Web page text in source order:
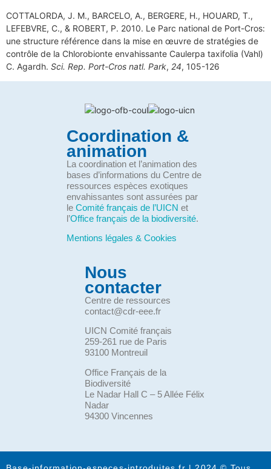
COTTALORDA, J. M., BARCELO, A., BERGERE, H., HOUARD, T.,
LEFEBVRE, C., & ROBERT, P. 2010. Le Parc national de Port-Cros:
une structure référence dans la mise en œuvre de stratégies de
contrôle de la Chlorobionte envahissante Caulerpa taxifolia (Vahl)
C. Agardh. Sci. Rep. Port-Cros natl. Park, 24, 105-126
Coordination &
animation
La coordination et l’animation des
bases d’informations du Centre de
ressources espèces exotiques
envahissantes sont assurées par
le Comité français de l’UICN et
l’Office français de la biodiversité.
Mentions légales & Cookies
Nous
contacter
Centre de ressources
contact@cdr-eee.fr
UICN Comité français
259-261 rue de Paris
93100 Montreuil
Office Français de la
Biodiversité
Le Nadar Hall C – 5 Allée Félix
Nadar
94300 Vincennes